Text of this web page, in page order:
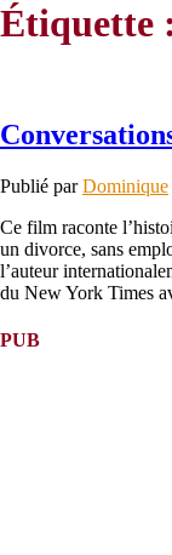
Étiquette :
Publié parDominique
Ce film raconte
un divorce, sans
l’auteur
du New York Times
PUB